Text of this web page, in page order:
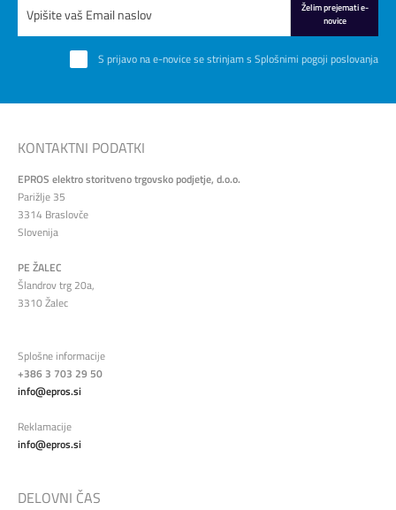
Želim prejemati e-
novice
S prijavo na e-novice se strinjam s Splošnimi pogoji poslovanja
KONTAKTNI PODATKI
EPROS elektro storitveno trgovsko podjetje, d.o.o.
Parižlje 35
3314 Braslovče
Slovenija
PE ŽALEC
Šlandrov trg 20a,
3310 Žalec
Splošne informacije
+386 3 703 29 50
info@epros.si
Reklamacije
info@epros.si
DELOVNI ČAS